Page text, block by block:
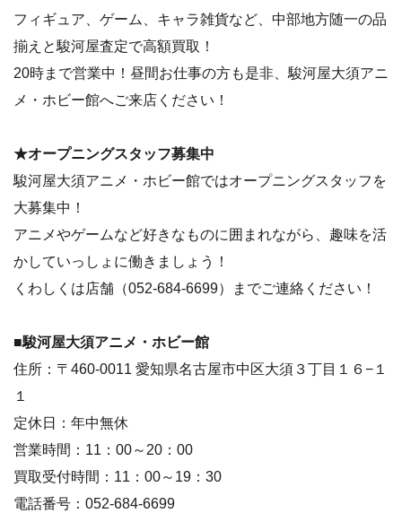
フィギュア、ゲーム、キャラ雑貨など、中部地方随一の品
揃えと駿河屋査定で高額買取！
20時まで営業中！昼間お仕事の方も是非、駿河屋大須アニ
メ・ホビー館へご来店ください！
★オープニングスタッフ募集中
駿河屋大須アニメ・ホビー館ではオープニングスタッフを
大募集中！
アニメやゲームなど好きなものに囲まれながら、趣味を活
かしていっしょに働きましょう！
くわしくは店舗（052-684-6699）までご連絡ください！
■駿河屋大須アニメ・ホビー館
住所：〒460-0011 愛知県名古屋市中区大須３丁目１６−１
１
定休日：年中無休
営業時間：11：00～20：00
買取受付時間：11：00～19：30
電話番号：052-684-6699